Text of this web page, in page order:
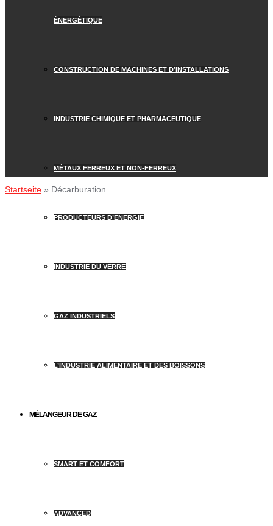
ÉNERGÉTIQUE
CONSTRUCTION DE MACHINES ET D’INSTALLATIONS
INDUSTRIE CHIMIQUE ET PHARMACEUTIQUE
MÉTAUX FERREUX ET NON-FERREUX
PRODUCTEURS D’ÉNERGIE
INDUSTRIE DU VERRE
GAZ INDUSTRIELS
L’INDUSTRIE ALIMENTAIRE ET DES BOISSONS
MÉLANGEUR DE GAZ
SMART ET COMFORT
ADVANCED
Startseite » Décarburation